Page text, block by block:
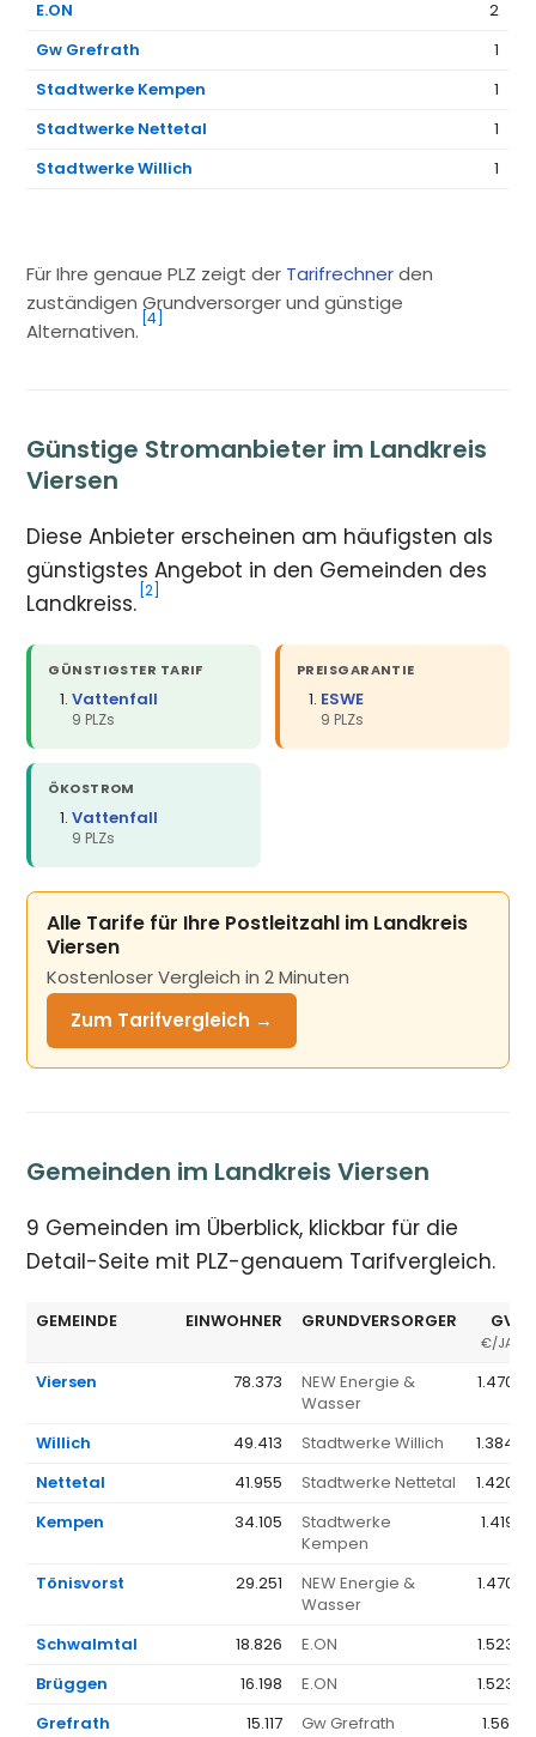
E.ON
2
Gw Grefrath
1
Stadtwerke Kempen
1
Stadtwerke Nettetal
1
Stadtwerke Willich
1
Für Ihre genaue PLZ zeigt der Tarifrechnerden
zuständigen Grundversorger und günstige
Alternativen.
[4]
Günstige Stromanbieter im Landkreis
Viersen
Diese Anbieter erscheinen am häufigsten als
günstigstes Angebot in den Gemeinden des
Landkreiss. [2]
GÜNSTIGSTER TARIF
Vattenfall
9 PLZs
PREISGARANTIE
ESWE
9 PLZs
ÖKOSTROM
Vattenfall
9 PLZs
Alle Tarife für Ihre Postleitzahl im Landkreis
Viersen
Kostenloser Vergleich in 2 Minuten
Zum Tarifvergleich →
Gemeinden im Landkreis Viersen
9 Gemeinden im Überblick, klickbar für die
Detail-Seite mit PLZ-genauem Tarifvergleich.
GEMEINDE EINWOHNER GRUNDVERSORGER GV Ø
€/JAHR
Viersen 78.373
NEW Energie &
Wasser
1.470 €
Willich 49.413 Stadtwerke Willich
1.384 €
Nettetal
41.955 Stadtwerke Nettetal
1.420 €
Kempen
34.105
Stadtwerke
Kempen
1.419 €
Tönisvorst 29.251
NEW Energie &
Wasser
1.470 €
Schwalmtal 18.826 E.ON
1.523 €
Brüggen
16.198 E.ON
1.523 €
Grefrath
15.117 Gw Grefrath
1.561 €